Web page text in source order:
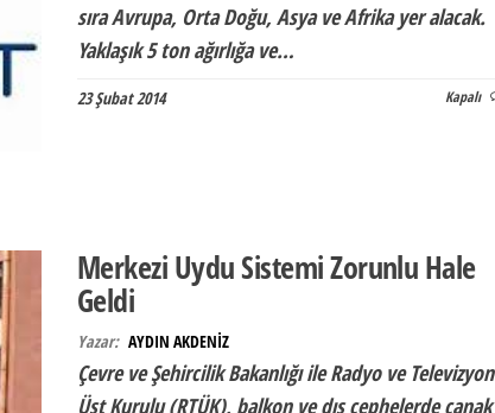
sıra Avrupa, Orta Doğu, Asya ve Afrika yer alacak.
Yaklaşık 5 ton ağırlığa ve…
23 Şubat 2014 Kapalı
Merkezi Uydu Sistemi Zorunlu Hale
Geldi
Yazar: AYDIN AKDENİZ
Çevre ve Şehircilik Bakanlığı ile Radyo ve Televizyon
Üst Kurulu (RTÜK), balkon ve dış cephelerde çanak